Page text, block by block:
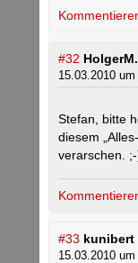
#32 HolgerM.
15.03.2010
Stefan, bitte
diesem
verarschen.
#33 kunibert
15.03.2010